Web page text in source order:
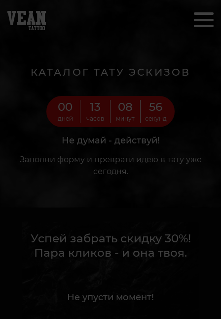
КАТАЛОГ ТАТУ ЭСКИЗОВ
00
дней
13
часов
08
минут
54
секунд
Не думай - действуй!
Заполни форму и преврати идею в тату уже
сегодня.
Успей забрать скидку 30%!
Пара кликов - и она твоя.
Не упусти момент!